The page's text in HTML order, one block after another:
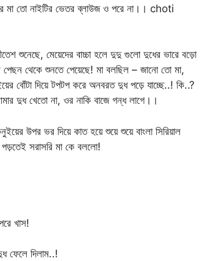
মা তো নাইটির ভেতর ব্লাউজ ও পরে না।। choti
শুনেছে, মেয়েদের বাচ্চা হলে দুদু গুলো দুধের ভারে বড়ো
থেকে শুনতে পেয়েছে! মা বলছিল – জানো তো মা,
বোঁটা দিয়ে টপটপ করে অনবরত দুধ পড়ে যাচ্ছে..! কি..?
দুধ খেতো না, ওর নাকি বাজে গন্ধ লাগে।।
উপর ভর দিয়ে কাত হয়ে শুয়ে শুয়ে বাংলা সিরিয়াল
পড়তেই সরাসরি মা কে বললো!
খাস!
ফেলে দিলাম..!